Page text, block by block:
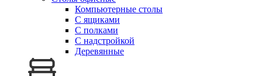
Компьютерные столы
С ящиками
С полками
С надстройкой
Деревянные